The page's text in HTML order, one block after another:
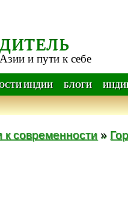
и пути к себе
ИНДИИ БЛОГИ
к современности »